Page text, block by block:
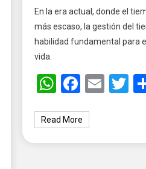
En la era actual, donde el
más escaso, la gestión del
habilidad fundamental para
vida.
WhatsApp
Read More